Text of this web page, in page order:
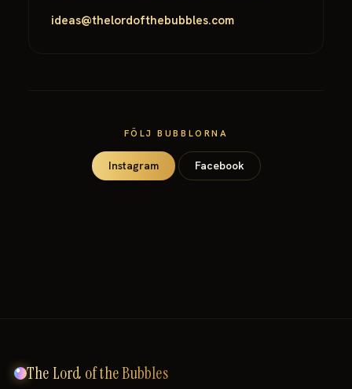
ideas@thelordofthebubbles.com
FÖLJ BUBBLORNA
Instagram Facebook
The Lord of the Bubbles